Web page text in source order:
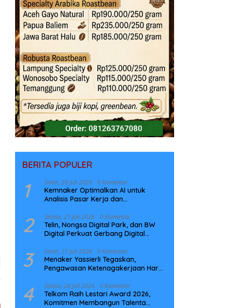
BERITA POPULER
1 Senin, 20 Juli 2026 0 Komentar
Kemnaker Optimalkan AI untuk
Analisis Pasar Kerja dan
2 Selasa, 21 Juli 2026 0 Komentar
Telin, Nongsa Digital Park, dan BW
Digital Perkuat Gerbang Digital
NCC
3 Senin, 27 Juli 2026 0 Komentar
Menaker Yassierli Tegaskan,
Pengawasan Ketenagakerjaan Harus
4 Selasa, 28 Juli 2026 0 Komentar
Telkom Raih Lestari Award 2026,
Komitmen Membangun Talenta